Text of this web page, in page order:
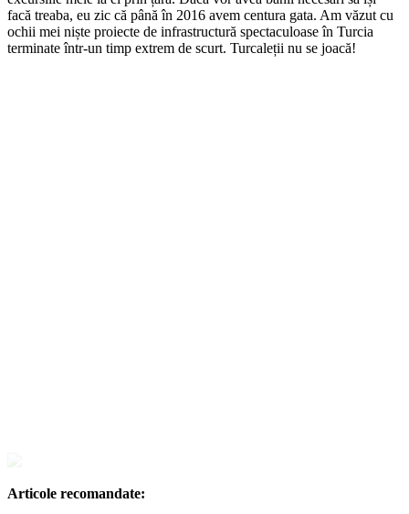
facă treaba, eu zic că până în 2016 avem centura gata. Am văzut cu
ochii mei niște proiecte de infrastructură spectaculoase în Turcia
terminate într-un timp extrem de scurt. Turcaleții nu se joacă!
Articole recomandate: